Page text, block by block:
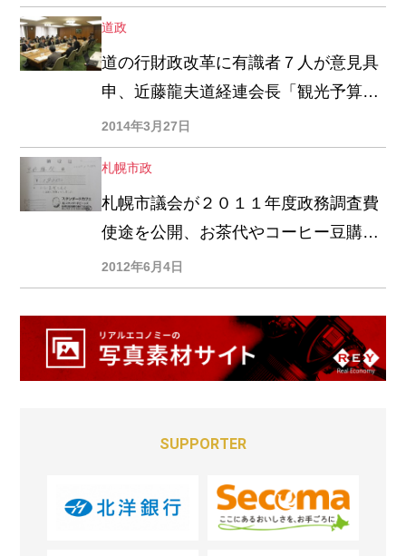
道政
道の行財政改革に有識者７人が意見具
申、近藤龍夫道経連会長「観光予算な
ぜ６億円？２０億円入れたら倍返しで
戻ってくる」
2014年3月27日
札幌市政
札幌市議会が２０１１年度政務調査費
使途を公開、お茶代やコーヒー豆購入
も「調査研究に資する」という市民感
覚とのズレ
2012年6月4日
SUPPORTER